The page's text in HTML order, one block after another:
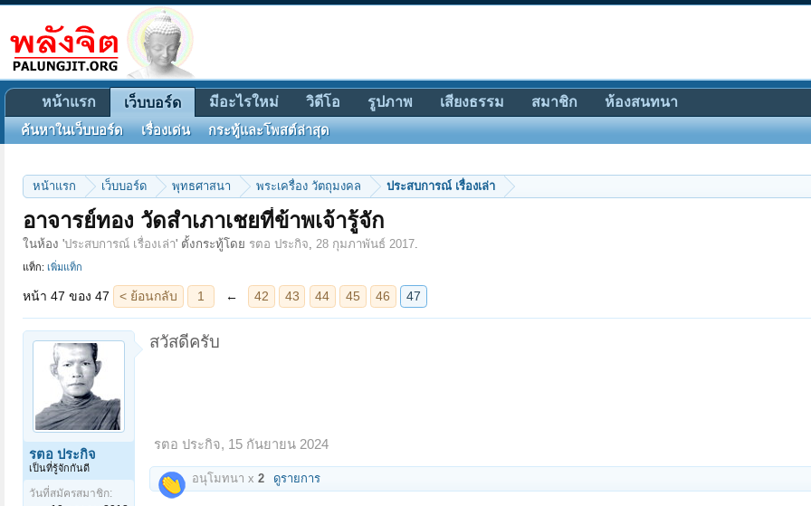
หน้าแรก เว็บบอร์ด พุทธศาสนา พระเครื่อง วัตถุมงคล ประสบการณ์ เรื่องเล่า
อาจารย์ทอง วัดสำเภาเชยที่ข้าพเจ้ารู้จัก
ในห้อง 'ประสบการณ์ เรื่องเล่า' ตั้งกระทู้โดย รตอ ประกิจ, 28 กุมภาพันธ์ 2017.
แท็ก: เพิ่มแท็ก
< ย้อนกลับ 1 45 46
รตอ ประกิจ
เป็นที่รู้จักกันดี
วันที่สมัครสมาชิก:
สวัสดีครับ
รตอ ประกิจ, 15 กันยายน 2024
อนุโมทนา x 2 ดูรายการ
หน้าแรก เว็บบอร์ด
ค้นหาในเว็บบอร์ด เรื่องเด่น กระทู้และโพสต์ล่าสุด
มีอะไรใหม่ วิดีโอ รูปภาพ เสียงธรรม สมาชิก ห้องสนทนา